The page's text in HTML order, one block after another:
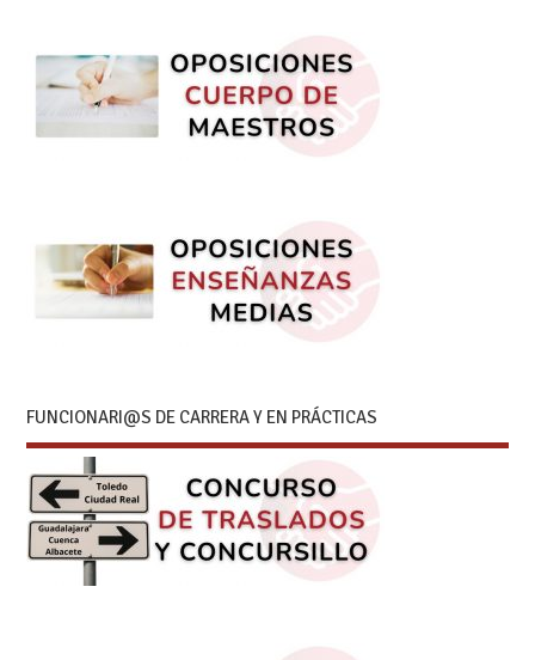
FUNCIONARI@S DE CARRERA Y EN PRÁCTICAS